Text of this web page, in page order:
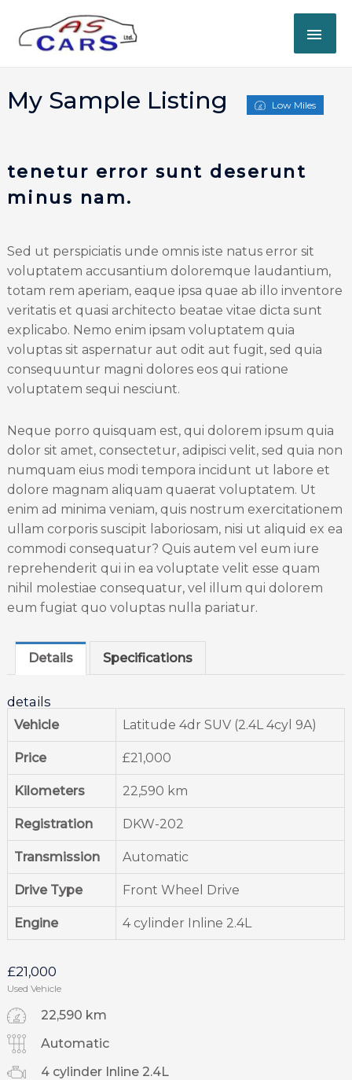
My Sample Listing Low Miles
tenetur error sunt deserunt
minus nam.
Sed ut perspiciatis unde omnis iste natus error sit
voluptatem accusantium doloremque laudantium,
totam rem aperiam, eaque ipsa quae ab illo inventore
veritatis et quasi architecto beatae vitae dicta sunt
explicabo. Nemo enim ipsam voluptatem quia
voluptas sit aspernatur aut odit aut fugit, sed quia
consequuntur magni dolores eos qui ratione
voluptatem sequi nesciunt.
Neque porro quisquam est, qui dolorem ipsum quia
dolor sit amet, consectetur, adipisci velit, sed quia non
numquam eius modi tempora incidunt ut labore et
dolore magnam aliquam quaerat voluptatem. Ut
enim ad minima veniam, quis nostrum exercitationem
ullam corporis suscipit laboriosam, nisi ut aliquid ex ea
commodi consequatur? Quis autem vel eum iure
reprehenderit qui in ea voluptate velit esse quam
nihil molestiae consequatur, vel illum qui dolorem
eum fugiat quo voluptas nulla pariatur.
Details Specifications
details
Vehicle Latitude 4dr SUV (2.4L 4cyl 9A)
Price £21,000
Kilometers 22,590 km
Registration DKW-202
Transmission Automatic
Drive Type Front Wheel Drive
Engine 4 cylinder Inline 2.4L
£21,000
Used Vehicle
22,590 km
Automatic
4 cylinder Inline 2.4L